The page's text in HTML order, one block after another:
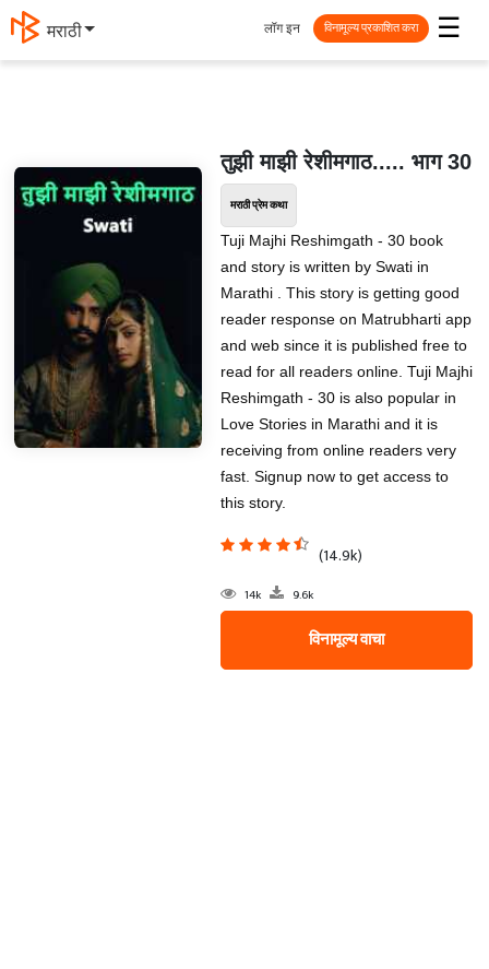
मराठी ☰
लॉग इन विनामूल्य प्रकाशित करा
तुझी माझी रेशीमगाठ..... भाग 30
मराठी प्रेम कथा
Tuji Majhi Reshimgath - 30 book
and story is written by Swati in
Marathi . This story is getting good
reader response on Matrubharti app
and web since it is published free to
read for all readers online. Tuji Majhi
Reshimgath - 30 is also popular in
Love Stories in Marathi and it is
receiving from online readers very
fast. Signup now to get access to
this story.
(14.9k)
14k 9.6k
विनामूल्य वाचा